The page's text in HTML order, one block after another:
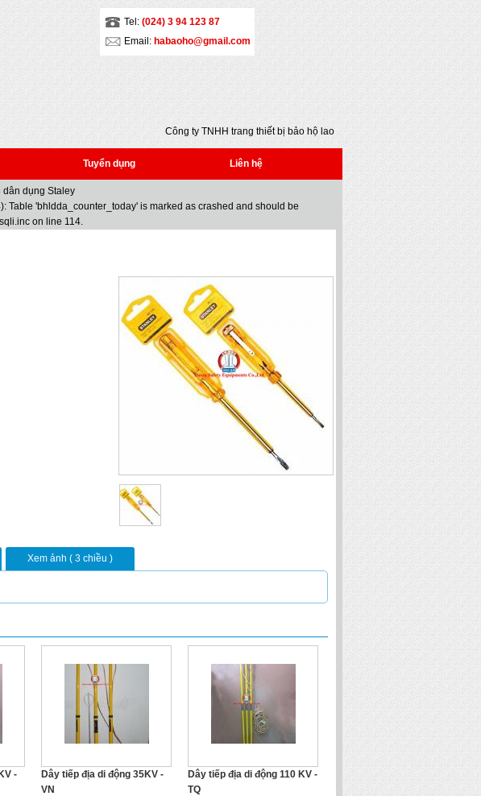
Tel: (024) 3 94 123 87
Email: habaoho@gmail.com
Công ty TNHH trang thiết bị bảo hộ lao động
Đại An - Địa chỉ: Số 5 - Yết Kiêu - Quận Hai Bà
Trưng - Hà Nội - Tel: (024) 3 941 2386 * Fax:
(024) 3 941 2386 * Email:
Tuyển dụng Liên hệ
dân dụng Staley
Table 'bhldda_counter_today' is marked as crashed and should be
on line 114.
Xem ảnh ( 3 chiều )
-
Dây tiếp địa di động 35KV -
VN
Dây tiếp địa di động 110 KV -
TQ